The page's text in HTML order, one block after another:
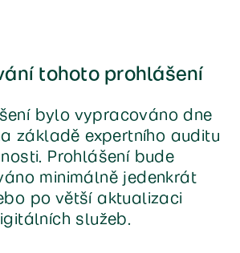
tohoto prohlášení
bylo vypracováno dne
základě expertního auditu
Prohlášení bude
minimálně jedenkrát
po větší aktualizaci
služeb.